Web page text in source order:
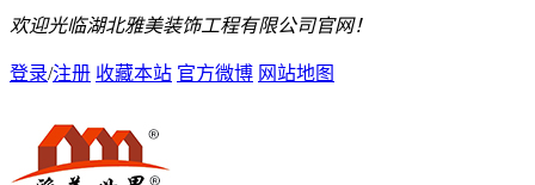
欢迎光临湖北雅美装饰工程有限公司官网！
登录/注册 收藏本站 官方微博 网站地图